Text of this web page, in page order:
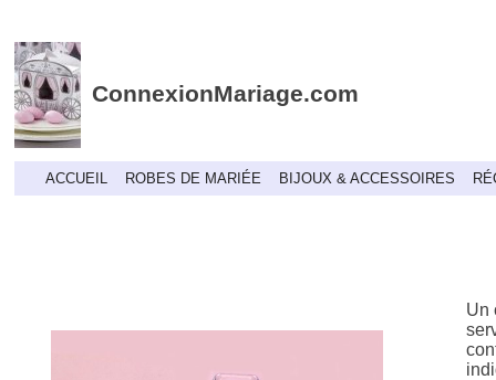
ConnexionMariage.com
ACCUEIL ROBES DE MARIÉE BIJOUX & ACCESSOIRES
Un